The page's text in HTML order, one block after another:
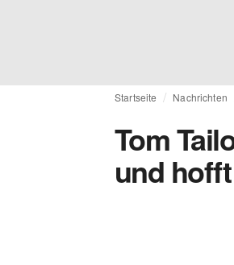
Startseite Nachrichten
Tom
und